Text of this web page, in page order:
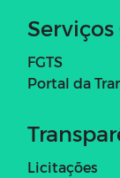
FGTS
Portal da
Licitações